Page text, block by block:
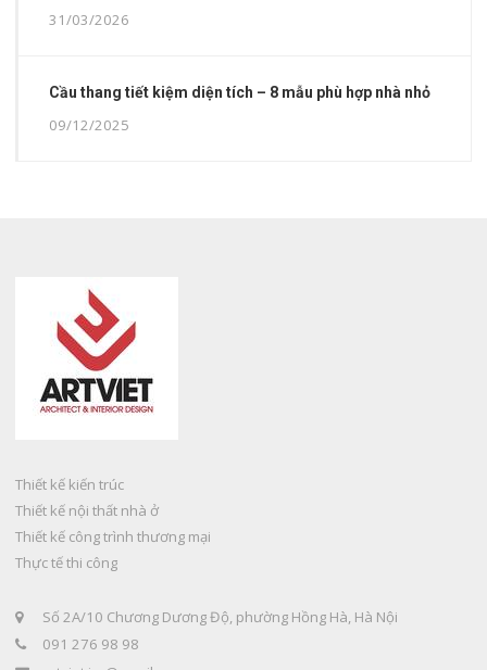
31/03/2026
Cầu thang tiết kiệm diện tích – 8 mẫu phù hợp nhà nhỏ
09/12/2025
Thiết kế kiến trúc
Thiết kế nội thất nhà ở
Thiết kế công trình thương mại
Thực tế thi công
Số 2A/10 Chương Dương Độ, phường Hồng Hà, Hà Nội
091 276 98 98